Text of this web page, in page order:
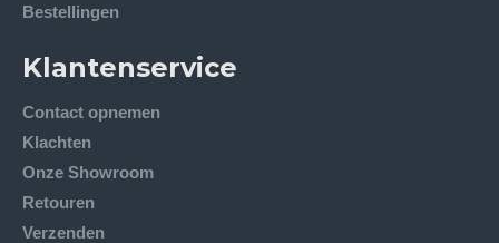
Bestellingen
Klantenservice
Contact opnemen
Klachten
Onze Showroom
Retouren
Verzenden